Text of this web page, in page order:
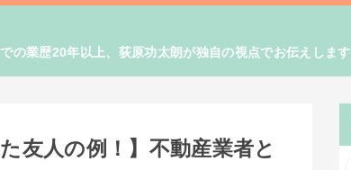
の業歴20年以上、荻原功太朗が独自の視点でお伝えします
友人の例！】不動産業者と